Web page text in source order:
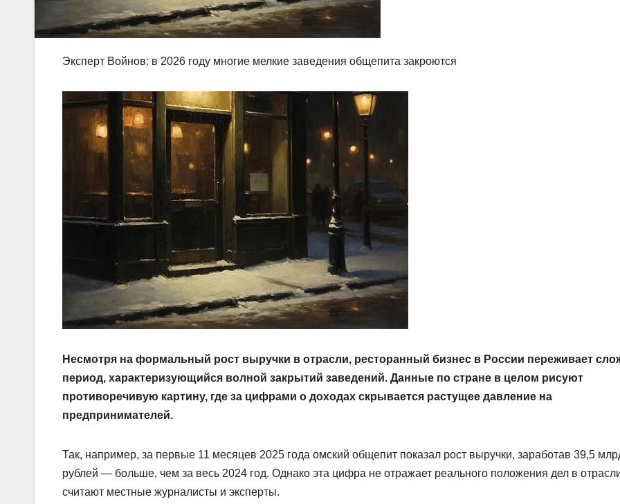
Эксперт Войнов: в 2026 году многие мелкие заведения общепита закроются
Несмотря на формальный рост выручки в отрасли, ресторанный бизнес в России переживает
период, характеризующийся волной закрытий заведений. Данные по стране в целом рисуют
противоречивую картину, где за цифрами о доходах скрывается растущее давление на
предпринимателей.
Так, например, за первые 11 месяцев 2025 года омский общепит показал рост выручки, заработав 39,5
рублей — больше, чем за весь 2024 год. Однако эта цифра не отражает реального положения дел в
считают местные журналисты и эксперты.